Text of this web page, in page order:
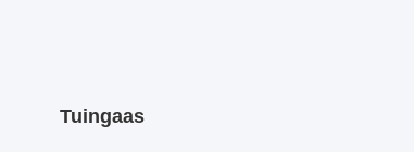
Tuingaas